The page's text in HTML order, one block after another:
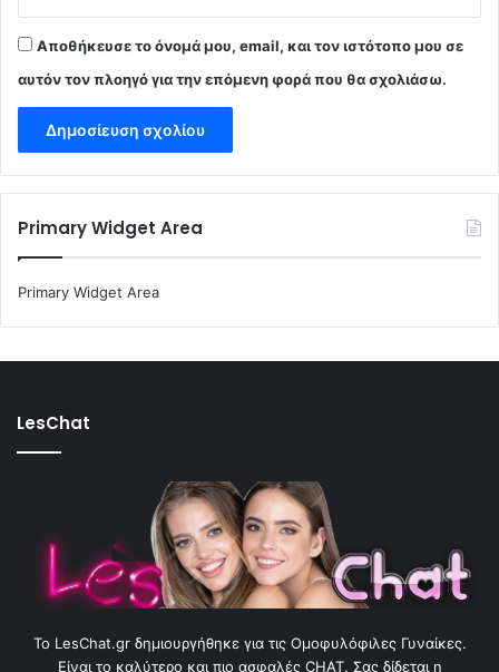
Αποθήκευσε το όνομά μου, email, και τον ιστότοπο μου σε
αυτόν τον πλοηγό για την επόμενη φορά που θα σχολιάσω.
Primary Widget Area
Primary Widget Area
LesChat
To LesChat.gr δημιουργήθηκε για τις Ομοφυλόφιλες Γυναίκες.
Είναι το καλύτερο και πιο ασφαλές CHAT. Σας δίδεται η